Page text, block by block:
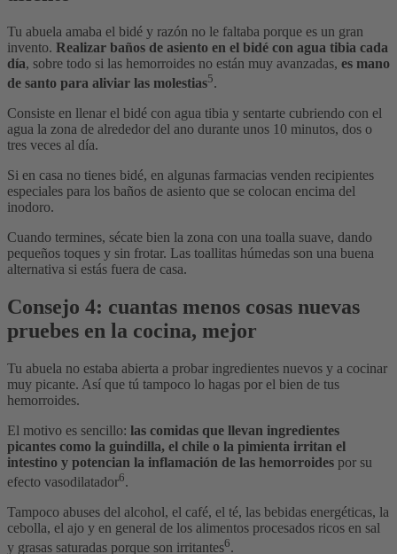
Tu abuela amaba el bidé y razón no le faltaba porque es un gran
invento. Realizar baños de asiento en el bidé con agua tibia cada
día, sobre todo si las hemorroides no están muy avanzadas, es mano
de santo para aliviar las molestias5.
Consiste en llenar el bidé con agua tibia y sentarte cubriendo con el
agua la zona de alrededor del ano durante unos 10 minutos, dos o
tres veces al día.
Si en casa no tienes bidé, en algunas farmacias venden recipientes
especiales para los baños de asiento que se colocan encima del
inodoro.
Cuando termines, sécate bien la zona con una toalla suave, dando
pequeños toques y sin frotar. Las toallitas húmedas son una buena
alternativa si estás fuera de casa.
Consejo 4: cuantas menos cosas nuevas
pruebes en la cocina, mejor
Tu abuela no estaba abierta a probar ingredientes nuevos y a cocinar
muy picante. Así que tú tampoco lo hagas por el bien de tus
hemorroides.
El motivo es sencillo: las comidas que llevan ingredientes
picantes como la guindilla, el chile o la pimienta irritan el
intestino y potencian la inflamación de las hemorroides por su
efecto vasodilatador6.
Tampoco abuses del alcohol, el café, el té, las bebidas energéticas, la
cebolla, el ajo y en general de los alimentos procesados ricos en sal
y grasas saturadas porque son irritantes6.